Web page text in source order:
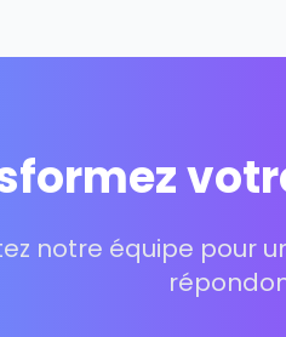
notre équipe pour